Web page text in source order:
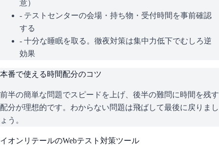
意）
- テストセンターの会場・持ち物・受付時間を事前確認
する
- 十分な睡眠を取る。徹夜対策は集中力低下でむしろ逆
効果
本番で使える時間配分のコツ
前半の簡単な問題でスピードを上げ、後半の難問に時間を残す
配分が理想的です。わからない問題は飛ばして最後に戻りまし
ょう。
イオンリテールのWebテスト対策ツール